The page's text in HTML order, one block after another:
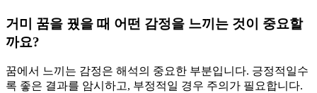
거미 꿈을 꿨을 때 어떤 감정을 느끼는 것이 중요할
까요?
꿈에서 느끼는 감정은 해석의 중요한 부분입니다. 긍정적일수
록 좋은 결과를 암시하고, 부정적일 경우 주의가 필요합니다.